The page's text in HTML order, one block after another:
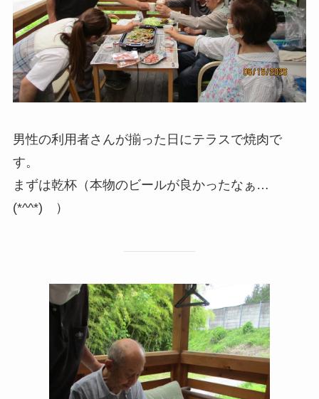
男性の利用者さんが揃った日にテラスで焼肉で
す。
まずは乾杯（本物のビールが良かったなぁ…
(*^^*) ）